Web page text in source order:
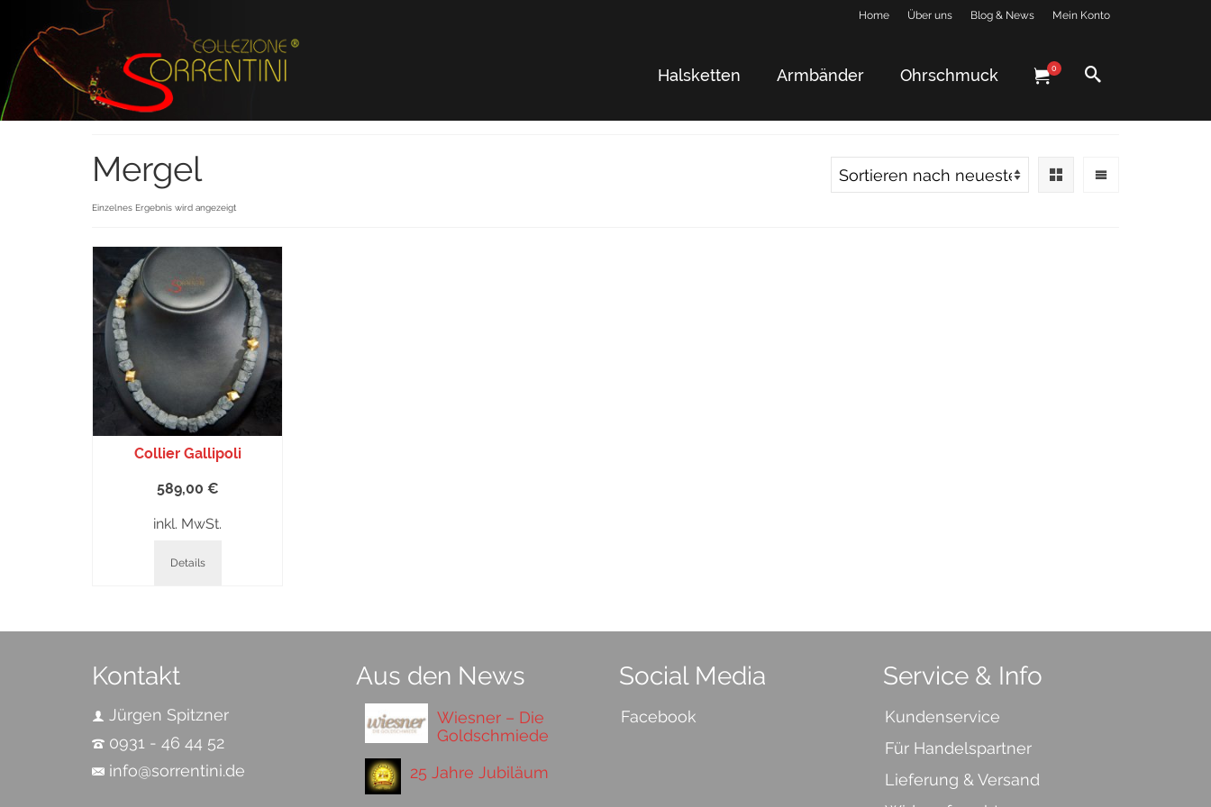
Home Über uns Blog & News Mein Konto
Halsketten Armbänder Ohrschmuck 0
Mergel
Einzelnes Ergebnis wird angezeigt
Collier Gallipoli
589,00 €
inkl. MwSt.
Details
Kontakt
Jürgen Spitzner
0931 - 46 44 52
info@sorrentini.de
Aus den News
Wiesner – Die
Goldschmiede
25 Jahre Jubiläum
Social Media
Facebook
Service & Info
Kundenservice
Für Handelspartner
Lieferung & Versand